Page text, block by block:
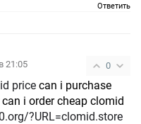
Ответить
0
21:05
price can i purchase
can i order cheap clomid